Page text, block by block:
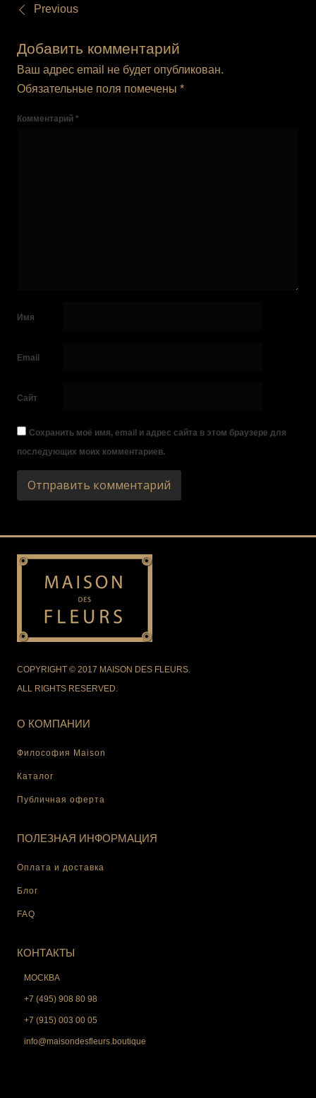
Previous
Добавить комментарий
Ваш адрес email не будет опубликован.
Обязательные поля помечены *
Комментарий *
Имя
Email
Сайт
Сохранить моё имя, email и адрес сайта в этом браузере для
последующих моих комментариев.
COPYRIGHT © 2017 MAISON DES FLEURS.
ALL RIGHTS RESERVED.
О КОМПАНИИ
Философия Maison
Каталог
Публичная оферта
ПОЛЕЗНАЯ ИНФОРМАЦИЯ
Оплата и доставка
Блог
FAQ
КОНТАКТЫ
МОСКВА
+7 (495) 908 80 98
+7 (915) 003 00 05
info@maisondesfleurs.boutique